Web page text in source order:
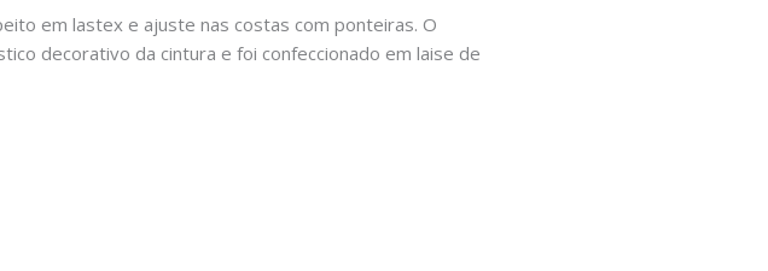
em lastex e ajuste nas costas com ponteiras. O
decorativo da cintura e foi confeccionado em laise de